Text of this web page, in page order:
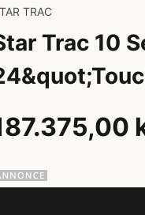
TRAC
Trac 10